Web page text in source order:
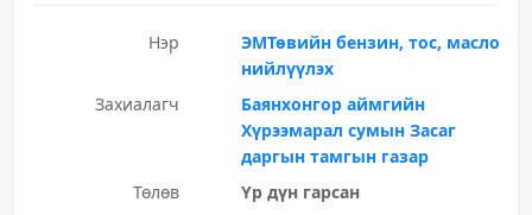
Нэр
ЭМТөвийн бензин, тос, масло
нийлүүлэх
Захиалагч
Баянхонгор аймгийн
Хүрээмарал сумын Засаг
даргын тамгын газар
Төлөв
Үр дүн гарсан